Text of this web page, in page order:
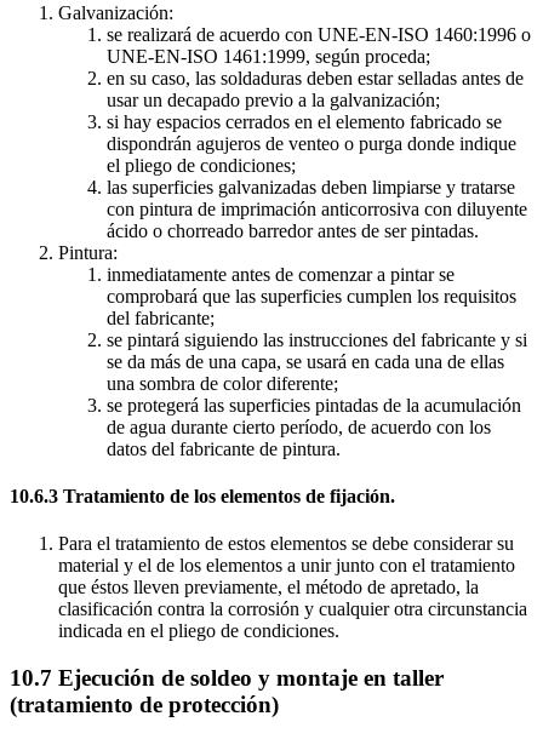
Galvanización:
se realizará de acuerdo con UNE-EN-ISO 1460:1996 o
UNE-EN-ISO 1461:1999, según proceda;
en su caso, las soldaduras deben estar selladas antes de
usar un decapado previo a la galvanización;
si hay espacios cerrados en el elemento fabricado se
dispondrán agujeros de venteo o purga donde indique
el pliego de condiciones;
las superficies galvanizadas deben limpiarse y tratarse
con pintura de imprimación anticorrosiva con diluyente
ácido o chorreado barredor antes de ser pintadas.
Pintura:
inmediatamente antes de comenzar a pintar se
comprobará que las superficies cumplen los requisitos
del fabricante;
se pintará siguiendo las instrucciones del fabricante y si
se da más de una capa, se usará en cada una de ellas
una sombra de color diferente;
se protegerá las superficies pintadas de la acumulación
de agua durante cierto período, de acuerdo con los
datos del fabricante de pintura.
10.6.3 Tratamiento de los elementos de fijación.
Para el tratamiento de estos elementos se debe considerar su
material y el de los elementos a unir junto con el tratamiento
que éstos lleven previamente, el método de apretado, la
clasificación contra la corrosión y cualquier otra circunstancia
indicada en el pliego de condiciones.
10.7 Ejecución de soldeo y montaje en taller
(tratamiento de protección)